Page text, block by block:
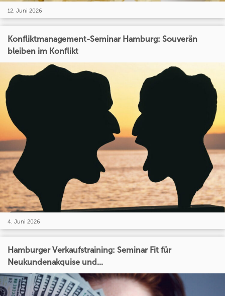
12. Juni 2026
Konfliktmanagement-Seminar Hamburg: Souverän
bleiben im Konflikt
4. Juni 2026
Hamburger Verkaufstraining: Seminar Fit für
Neukundenakquise und...